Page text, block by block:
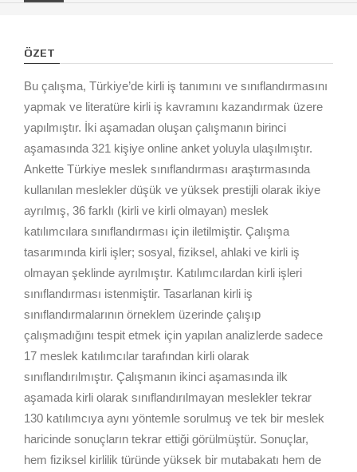
ÖZET
Bu çalışma, Türkiye’de kirli iş tanımını ve sınıflandırmasını
yapmak ve literatüre kirli iş kavramını kazandırmak üzere
yapılmıştır. İki aşamadan oluşan çalışmanın birinci
aşamasında 321 kişiye online anket yoluyla ulaşılmıştır.
Ankette Türkiye meslek sınıflandırması araştırmasında
kullanılan meslekler düşük ve yüksek prestijli olarak ikiye
ayrılmış, 36 farklı (kirli ve kirli olmayan) meslek
katılımcılara sınıflandırması için iletilmiştir. Çalışma
tasarımında kirli işler; sosyal, fiziksel, ahlaki ve kirli iş
olmayan şeklinde ayrılmıştır. Katılımcılardan kirli işleri
sınıflandırması istenmiştir. Tasarlanan kirli iş
sınıflandırmalarının örneklem üzerinde çalışıp
çalışmadığını tespit etmek için yapılan analizlerde sadece
17 meslek katılımcılar tarafından kirli olarak
sınıflandırılmıştır. Çalışmanın ikinci aşamasında ilk
aşamada kirli olarak sınıflandırılmayan meslekler tekrar
130 katılımcıya aynı yöntemle sorulmuş ve tek bir meslek
haricinde sonuçların tekrar ettiği görülmüştür. Sonuçlar,
hem fiziksel kirlilik türünde yüksek bir mutabakatı hem de